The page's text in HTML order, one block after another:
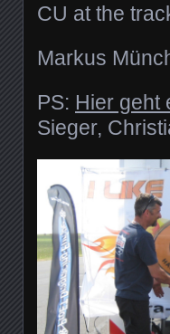
CU at the
Markus
PS: Hier geht
Sieger,